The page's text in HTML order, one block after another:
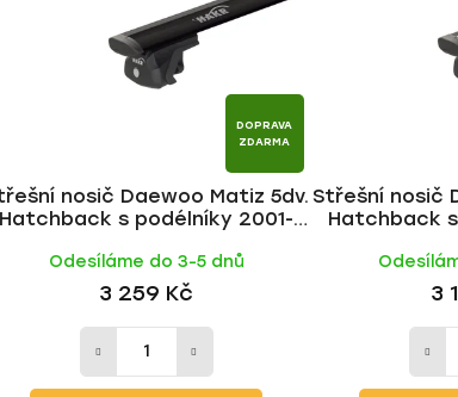
DOPRAVA
ZDARMA
nosič Daewoo Matiz 5dv.
Hatchback s podélníky 2001-
Odesíláme do 3-5 dnů
3 259 Kč
Střešní nosič
Hatchback
3